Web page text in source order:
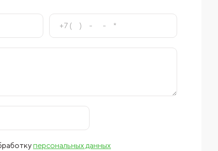
персональных данных